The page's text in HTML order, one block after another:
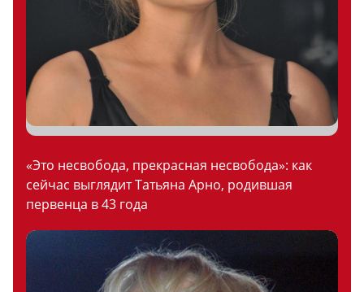
«Это несвобода, прекрасная несвобода»: как
сейчас выглядит Татьяна Арно, родившая
первенца в 43 года